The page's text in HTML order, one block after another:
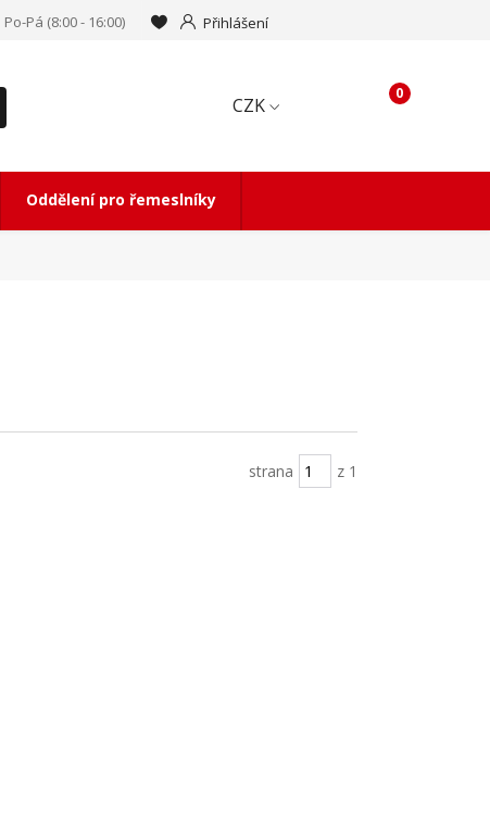
CZK
Přihlášení
Po-Pá (8:00 - 16:00)
0
Oddělení pro řemeslníky
strana z 1